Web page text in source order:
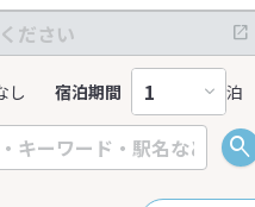
し 宿泊期間 泊